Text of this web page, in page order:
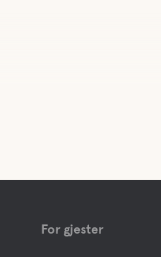
For gjester